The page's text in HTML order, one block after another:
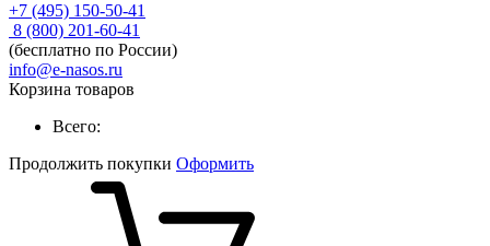
+7 (495) 150-50-41
8 (800) 201-60-41
(бесплатно по России)
info@e-nasos.ru
Корзина товаров
Всего:
Продолжить покупки Оформить